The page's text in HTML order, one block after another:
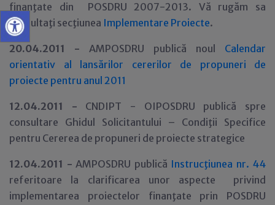
finanţate din POSDRU 2007-2013. Vă rugăm sa
consultaţi secţiunea Implementare Proiecte.
20.04.2011 - AMPOSDRU publică noul Calendar
orientativ al lansărilor cererilor de propuneri de
proiecte pentru anul 2011
12.04.2011 - CNDIPT - OIPOSDRU publică spre
consultare Ghidul Solicitantului – Condiţii Specifice
pentru Cererea de propuneri de proiecte strategice
12.04.2011 - AMPOSDRU publică Instrucţiunea nr. 44
referitoare la clarificarea unor aspecte privind
implementarea proiectelor finanţate prin POSDRU